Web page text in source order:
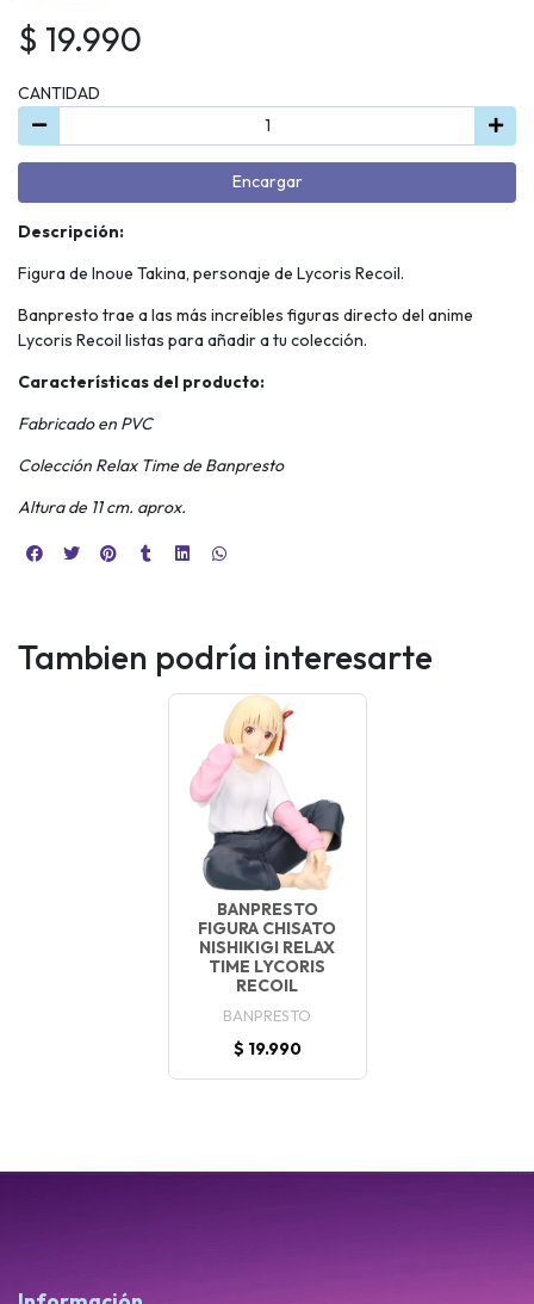
$ 19.990
CANTIDAD
Encargar
Descripción:
Figura de Inoue Takina, personaje de Lycoris Recoil.
Banpresto trae a las más increíbles figuras directo del anime
Lycoris Recoil listas para añadir a tu colección.
Características del producto:
Fabricado en PVC
Colección Relax Time de Banpresto
Altura de 11 cm. aprox.
Tambien podría interesarte
BANPRESTO
FIGURA CHISATO
NISHIKIGI RELAX
TIME LYCORIS
RECOIL
BANPRESTO
$ 19.990